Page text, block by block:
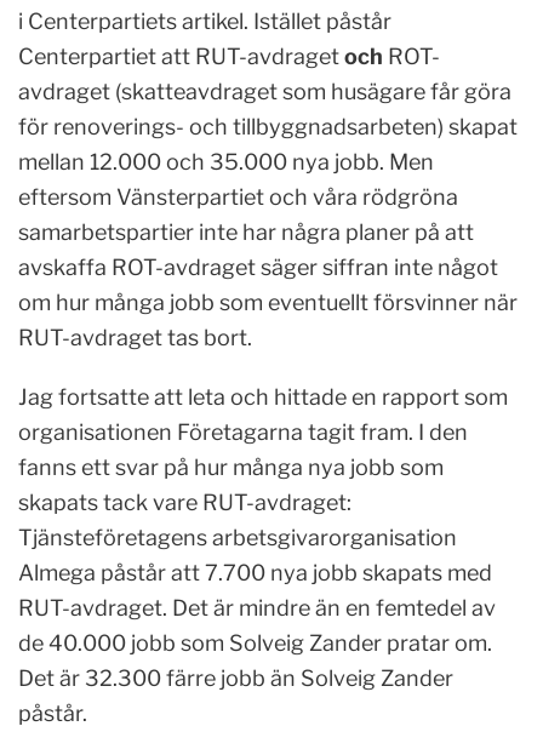
i Centerpartiets artikel. Istället påstår
Centerpartiet att RUT-avdragetoch ROT-
avdraget (skatteavdraget som husägare får göra
för renoverings- och tillbyggnadsarbeten) skapat
mellan 12.000 och 35.000 nya jobb. Men
eftersom Vänsterpartiet och våra rödgröna
samarbetspartier inte har några planer på att
avskaffa ROT-avdraget säger siffran inte något
om hur många jobb som eventuellt försvinner när
RUT-avdraget tas bort.
Jag fortsatte att leta och hittade en rapport som
organisationen Företagarna tagit fram. I den
fanns ett svar på hur många nya jobb som
skapats tack vare RUT-avdraget:
Tjänsteföretagens arbetsgivarorganisation
Almega påstår att 7.700 nya jobb skapats med
RUT-avdraget. Det är mindre än en femtedel av
de 40.000 jobb som Solveig Zander pratar om.
Det är 32.300 färre jobb än Solveig Zander
påstår.